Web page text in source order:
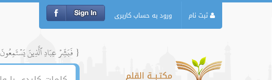
ثبت نام ورود به حساب کاربری
{ فَبَشِّرۡ عِبَادِ ٱلَّذِينَ